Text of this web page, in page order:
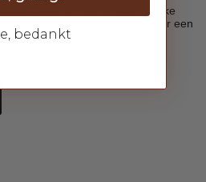
ontdek je jouw unieke
jouw huid, haar en ogen, voor een
voelt.
bedankt